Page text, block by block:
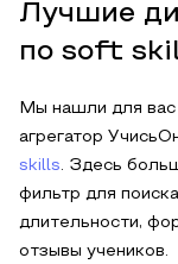
Лучшие
по soft
Мы нашли для
агрегатор
skills. Здесь
фильтр для
длительности,
отзывы учеников.